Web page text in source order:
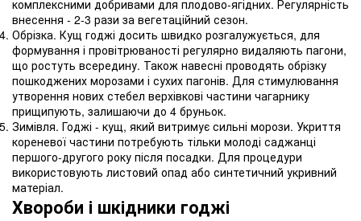
комплексними добривами для плодово-ягідних. Регулярність
внесення - 2-3 рази за вегетаційний сезон.
Обрізка. Кущ годжі досить швидко розгалужується, для
формування і провітрюваності регулярно видаляють пагони,
що ростуть всередину. Також навесні проводять обрізку
пошкоджених морозами і сухих пагонів. Для стимулювання
утворення нових стебел верхівкові частини чагарнику
прищипують, залишаючи до 4 бруньок.
Зимівля. Годжі - кущ, який витримує сильні морози. Укриття
кореневої частини потребують тільки молоді саджанці
першого-другого року після посадки. Для процедури
використовують листовий опад або синтетичний укривний
матеріал.
Хвороби і шкідники годжі